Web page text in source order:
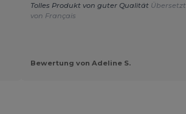
Tolles Produkt von guter Qualität Übersetzt
von Français
Bewertung von Adeline S.